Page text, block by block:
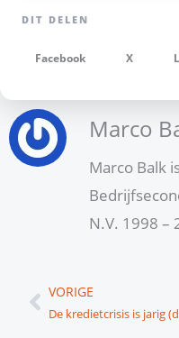
Facebook X
Marco
Marco Balk
N.V. 1998 –
Vorige
VORIGE
De kredietcrisis is jarig